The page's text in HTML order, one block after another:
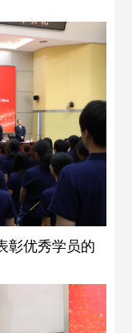
彰优秀学员的